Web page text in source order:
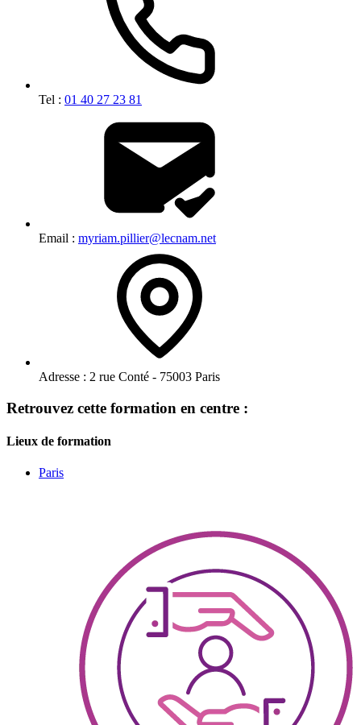
Tel : 01 40 27 23 81
Email : myriam.pillier@lecnam.net
Adresse : 2 rue Conté - 75003 Paris
Retrouvez cette formation en centre :
Lieux de formation
Paris